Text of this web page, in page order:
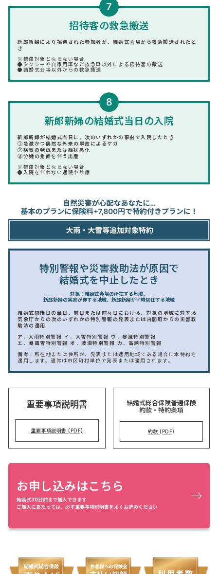
7
招待客の救急搬送
新郎新婦により招待された参加者が、結婚式会場から救急搬送されたと
き
※補償対象とならない場合
●タクシーや自家用車など救急車以外による招待客の搬送
●結婚式会場以外からの救急搬送
8
新郎新婦の結婚式当日の入院
新郎新婦が結婚式当日に、次のいずれかの事由で入院したとき
①急激かつ偶然な外来の事故によるケガ
②病気の発症または症状悪化
③分娩の兆候を伴う出産
※補償対象とならない場合
●入院を伴わない通院や診療
特別警報や災害救助法が原因で
結婚式を中止したとき
対象：結婚式会場の所在する地域、
新郎新婦の実家が存する地域、新郎新婦が平時居住する地域
結婚式開催日の当日、前日または前々日における、対象の地域に対する
気象庁からの次のいずれかの特別警報の発表または内閣府からの災害救
助法の適用
ア．大雨特別警報 イ．大雪特別警報 ウ．暴風特別警報
エ．暴風雪特別警報 オ．波浪特別警報 カ．高潮特別警報
備考：所在地または住所が、発表または適用地域である場合に本特約を
適用します。通常は市区町村単位で発表または適用されます。
重要事項説明書
重要事項説明書 (PDF)
結婚式総合保険普通保険
約款・特約条項
約款 (PDF)
お申し込みはこちら
結婚式30日前まで加入できます
ご加入にあたっては、必ず重要事項説明書をよくお読みください